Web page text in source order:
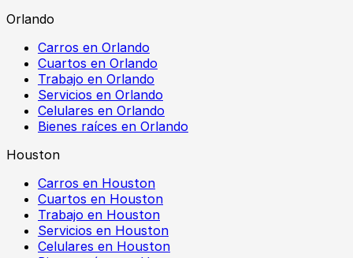
Orlando
Carros en Orlando
Cuartos en Orlando
Trabajo en Orlando
Servicios en Orlando
Celulares en Orlando
Bienes raíces en Orlando
Houston
Carros en Houston
Cuartos en Houston
Trabajo en Houston
Servicios en Houston
Celulares en Houston